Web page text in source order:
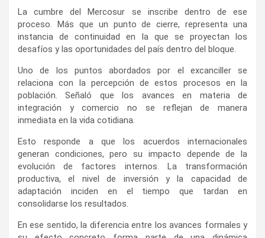
La cumbre del Mercosur se inscribe dentro de ese
proceso. Más que un punto de cierre, representa una
instancia de continuidad en la que se proyectan los
desafíos y las oportunidades del país dentro del bloque.
Uno de los puntos abordados por el excanciller se
relaciona con la percepción de estos procesos en la
población. Señaló que los avances en materia de
integración y comercio no se reflejan de manera
inmediata en la vida cotidiana.
Esto responde a que los acuerdos internacionales
generan condiciones, pero su impacto depende de la
evolución de factores internos. La transformación
productiva, el nivel de inversión y la capacidad de
adaptación inciden en el tiempo que tardan en
consolidarse los resultados.
En ese sentido, la diferencia entre los avances formales y